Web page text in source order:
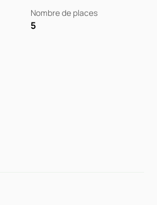
Nombre de places
5